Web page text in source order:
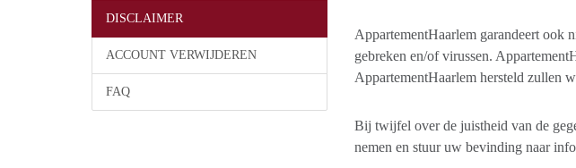
DISCLAIMER
ACCOUNT VERWIJDEREN
FAQ
AppartementHaarlem garandeert ook
gebreken en/of virussen.
AppartementHaarlem hersteld zullen
Bij twijfel over de juistheid van de
nemen en stuur uw bevinding naar